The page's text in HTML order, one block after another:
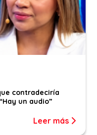
contradeciría
un audio”
Leer más